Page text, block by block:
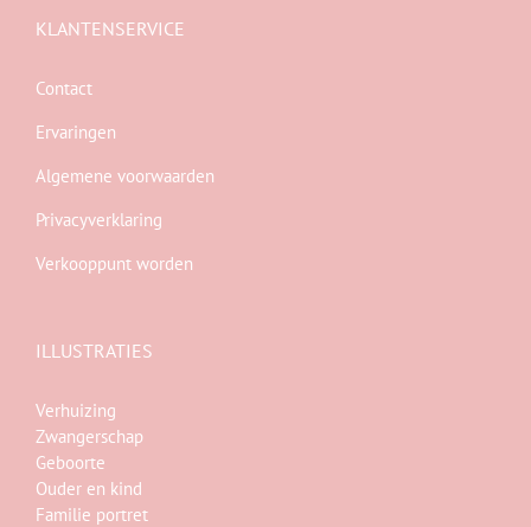
KLANTENSERVICE
Contact
Ervaringen
Algemene voorwaarden
Privacyverklaring
Verkooppunt worden
ILLUSTRATIES
Verhuizing
Zwangerschap
Geboorte
Ouder en kind
Familie portret